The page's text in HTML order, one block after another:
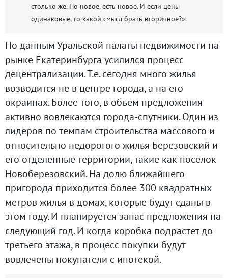
столько же. Но новое, есть новое. И если цены
одинаковые, то какой смысл брать вторичное?».
По данным Уральской палаты недвижимости на
рынке Екатеринбурга усилился процесс
децентрализации. Т.е. сегодня много жилья
возводится не в центре города, а на его
окраинах. Более того, в объем предложения
активно вовлекаются города-спутники. Один из
лидеров по темпам строительства массового и
относительно недорогого жилья Березовский и
его отделенные территории, такие как поселок
Новоберезовский. На долю ближайшего
пригорода приходится более 300 квадратных
метров жилья в домах, которые будут сданы в
этом году. И планируется запас предложения на
следующий год. И когда коробка подрастет до
третьего этажа, в процесс покупки будут
вовлечены покупатели с ипотекой.